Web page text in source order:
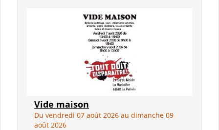
Vide maison
Du vendredi 07 août 2026 au dimanche 09
août 2026